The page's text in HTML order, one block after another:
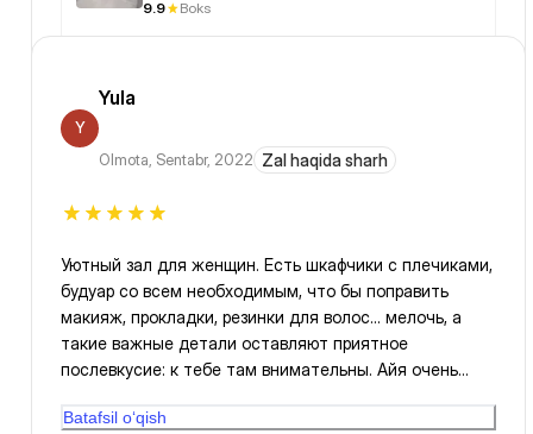
9.9 Boks
Y
Yula
Olmota, Sentabr, 2022 Zal haqida sharh
Уютный зал для женщин. Есть шкафчики с плечиками,
будуар со всем необходимым, что бы поправить
макияж, прокладки, резинки для волос... мелочь, а
такие важные детали оставляют приятное
послевкусие: к тебе там внимательны. Айя очень
протираются коврики после занятия, видимо.
Batafsil o‘qish